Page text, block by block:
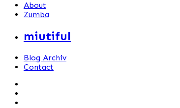
About
Zumba
miutiful
Blog Archiv
Contact